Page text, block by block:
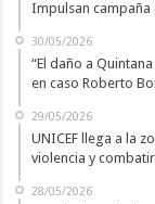
Impulsan
30/05/2026
“El daño a
en caso Roberto
29/05/2026
UNICEF llega a la
violencia y
28/05/2026